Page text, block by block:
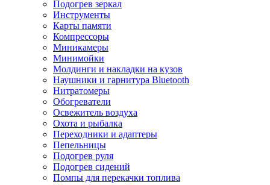
Подогрев зеркал
Инструменты
Карты памяти
Компрессоры
Миникамеры
Минимойки
Молдинги и накладки на кузов
Наушники и гарнитура Bluetooth
Нитратомеры
Обогреватели
Освежитель воздуха
Охота и рыбалка
Переходники и адаптеры
Пепельницы
Подогрев руля
Подогрев сидений
Помпы для перекачки топлива